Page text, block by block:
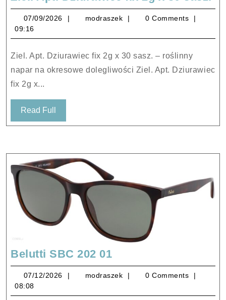
fix
30
07/09/2026 07/09/2026
modraszek modraszek
0 Comments
09:16
Ziel. Apt. Dziurawiec fix 2g x 30 sasz. – roślinny
napar na okresowe dolegliwości Ziel. Apt. Dziurawiec
fix 2g x...
Read Full
Full
Belutti SBC 202 01Belutti
SBC
202
01
07/12/2026 07/12/2026
modraszek modraszek
0 Comments
08:08